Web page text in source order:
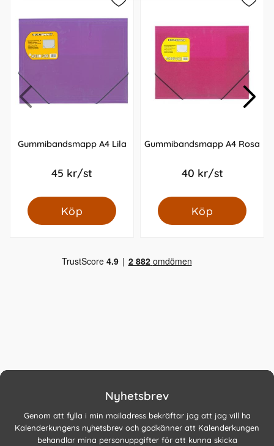
Gummibandsmapp A4 Lila
45 kr/st
Köp
Gummibandsmapp A4 Rosa
40 kr/st
Köp
Nyhetsbrev
Genom att fylla i min mailadress bekräftar jag att jag vill ha
Kalenderkungens nyhetsbrev och godkänner att Kalenderkungen
behandlar mina personuppgifter för att kunna skicka